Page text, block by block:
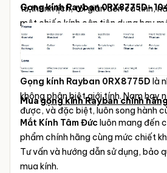
từ thanh lịch, tối giản đến cá tính,
một chiếc kính cận tiện dụng hay
thời trang bảo vệ mắt,
gọng kính
đến sự kết hợp hoàn hảo giữa công
giúp bạn thể hiện dấu ấn riêng biệt
Gọng kính Rayban 0RX8775D là
không phân biệt giới tính. Nam hay
được, và đặc biệt, luôn song hành
Gọng kính Rayban 0RX8775D-
Muagọng kính Rayban chính
Mắt Kính Tâm Đứcluôn mang đến
phẩm chính hãng cùng mức chiết
Tư vấn và hướng dẫn sử dụng, bảo
mua kính.